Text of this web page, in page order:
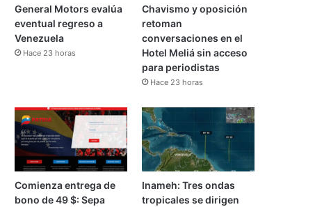
General Motors evalúa
eventual regreso a
Venezuela
Hace 23 horas
Chavismo y oposición
retoman
conversaciones en el
Hotel Meliá sin acceso
para periodistas
Hace 23 horas
Comienza entrega de
bono de 49 $: Sepa
Inameh: Tres ondas
tropicales se dirigen